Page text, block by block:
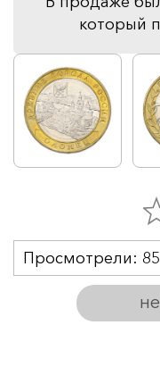
который
Просмотрели: 85